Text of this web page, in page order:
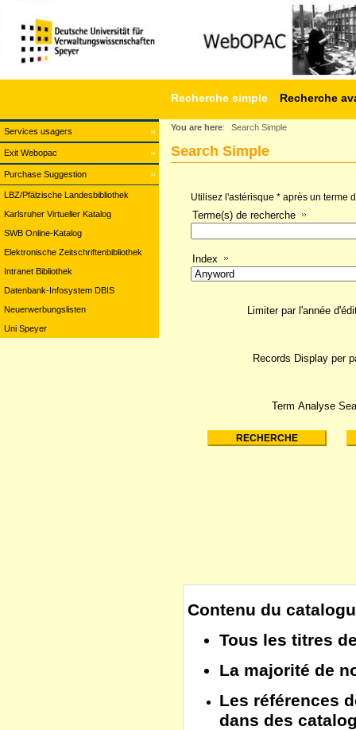
Services usagers
Exit Webopac
Purchase Suggestion
Recherche simple Recherche
LBZ/Pfälzische Landesbibliothek
Karlsruher Virtueller Katalog
SWB Online-Katalog
Elektronische Zeitschriftenbibliothek
Intranet Bibliothek
Datenbank-Infosystem DBIS
Neuerwerbungslisten
Uni Speyer
You are here: Search Simple
Search Simple
Utilisez l'astérisque * après un terme
Terme(s) de recherche
Index
Term Analyse
Limiter par l'année
Records Display per
Contenu du
Tous les titres
La majorité de
Les références
dans des